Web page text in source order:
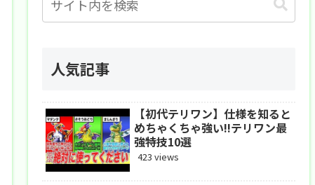
人気記事
【初代テリワン】仕様を知ると
めちゃくちゃ強い!!テリワン最
強特技10選
423 views